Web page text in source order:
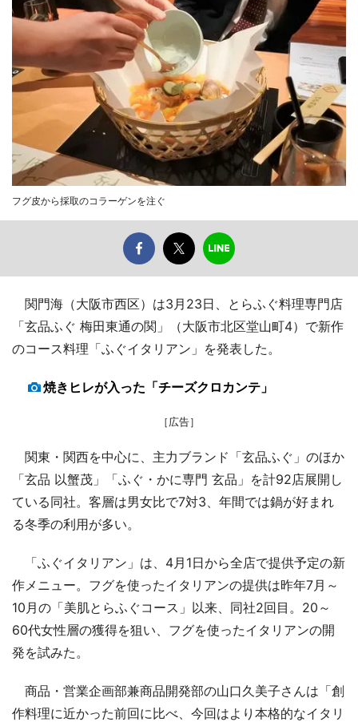
フグ皮から採取のコラーゲンを注ぐ
関門海（大阪市西区）は3月23日、とらふぐ料理専門店
「玄品ふぐ 梅田東通の関」（大阪市北区堂山町4）で新作
のコース料理「ふぐイタリアン」を発表した。
焼きヒレが入った「チーズクロカンテ」
［広告］
関東・関西を中心に、主力ブランド「玄品ふぐ」のほか
「玄品 以蟹茂」「ふぐ・かに専門 玄品」を計92店展開し
ている同社。客層は男女比で7対3、年間では鍋が好まれ
る冬季の利用が多い。
「ふぐイタリアン」は、4月1日から全店で提供予定の新
作メニュー。フグを使ったイタリアンの提供は昨年7月～
10月の「美肌とらふぐコース」以来、同社2回目。20～
60代女性層の獲得を狙い、フグを使ったイタリアンの開
発を試みた。
商品・営業企画部兼商品開発部の山口久美子さんは「創
作料理に近かった前回に比べ、今回はより本格的なイタリ